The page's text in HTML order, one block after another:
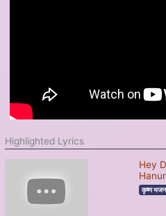
Highlighted Lyrics
Hey
कृष्ण